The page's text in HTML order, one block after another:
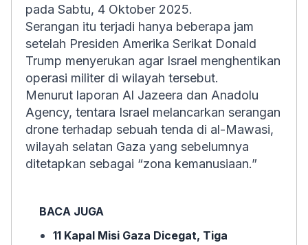
pada Sabtu, 4 Oktober 2025.
Serangan itu terjadi hanya beberapa jam
setelah Presiden Amerika Serikat Donald
Trump menyerukan agar Israel menghentikan
operasi militer di wilayah tersebut.
Menurut laporan Al Jazeera dan Anadolu
Agency, tentara Israel melancarkan serangan
drone terhadap sebuah tenda di al-Mawasi,
wilayah selatan Gaza yang sebelumnya
ditetapkan sebagai “zona kemanusiaan.”
BACA JUGA
11 Kapal Misi Gaza Dicegat, Tiga